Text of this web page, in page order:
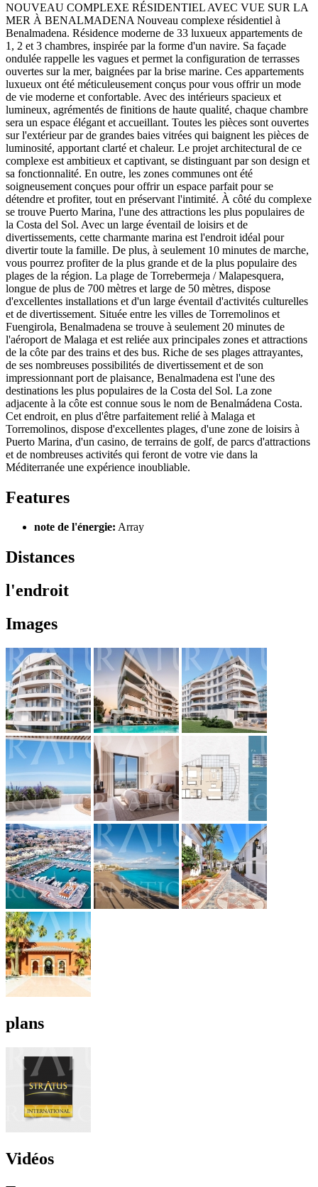
NOUVEAU COMPLEXE RÉSIDENTIEL AVEC VUE SUR LA
MER À BENALMADENA Nouveau complexe résidentiel à
Benalmadena. Résidence moderne de 33 luxueux appartements de
1, 2 et 3 chambres, inspirée par la forme d'un navire. Sa façade
ondulée rappelle les vagues et permet la configuration de terrasses
ouvertes sur la mer, baignées par la brise marine. Ces appartements
luxueux ont été méticuleusement conçus pour vous offrir un mode
de vie moderne et confortable. Avec des intérieurs spacieux et
lumineux, agrémentés de finitions de haute qualité, chaque chambre
sera un espace élégant et accueillant. Toutes les pièces sont ouvertes
sur l'extérieur par de grandes baies vitrées qui baignent les pièces de
luminosité, apportant clarté et chaleur. Le projet architectural de ce
complexe est ambitieux et captivant, se distinguant par son design et
sa fonctionnalité. En outre, les zones communes ont été
soigneusement conçues pour offrir un espace parfait pour se
détendre et profiter, tout en préservant l'intimité. À côté du complexe
se trouve Puerto Marina, l'une des attractions les plus populaires de
la Costa del Sol. Avec un large éventail de loisirs et de
divertissements, cette charmante marina est l'endroit idéal pour
divertir toute la famille. De plus, à seulement 10 minutes de marche,
vous pourrez profiter de la plus grande et de la plus populaire des
plages de la région. La plage de Torrebermeja / Malapesquera,
longue de plus de 700 mètres et large de 50 mètres, dispose
d'excellentes installations et d'un large éventail d'activités culturelles
et de divertissement. Située entre les villes de Torremolinos et
Fuengirola, Benalmadena se trouve à seulement 20 minutes de
l'aéroport de Malaga et est reliée aux principales zones et attractions
de la côte par des trains et des bus. Riche de ses plages attrayantes,
de ses nombreuses possibilités de divertissement et de son
impressionnant port de plaisance, Benalmadena est l'une des
destinations les plus populaires de la Costa del Sol. La zone
adjacente à la côte est connue sous le nom de Benalmádena Costa.
Cet endroit, en plus d'être parfaitement relié à Malaga et
Torremolinos, dispose d'excellentes plages, d'une zone de loisirs à
Puerto Marina, d'un casino, de terrains de golf, de parcs d'attractions
et de nombreuses activités qui feront de votre vie dans la
Méditerranée une expérience inoubliable.
Features
note de l'énergie: Array
Distances
l'endroit
Images
plans
Vidéos